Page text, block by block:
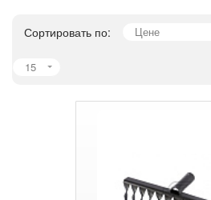
Сортировать по: Цене
15